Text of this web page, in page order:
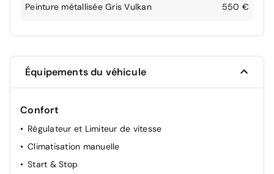
Peinture métallisée Gris Vulkan 550 €
Équipements du véhicule
Confort
Régulateur et Limiteur de vitesse
Climatisation manuelle
Start & Stop